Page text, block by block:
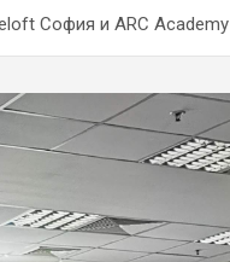
София и ARC Academy